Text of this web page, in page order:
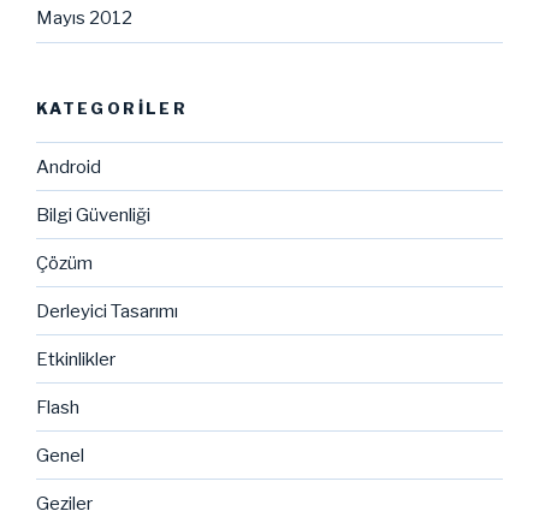
Mayıs 2012
KATEGORILER
Android
Bilgi Güvenliği
Çözüm
Derleyici Tasarımı
Etkinlikler
Flash
Genel
Geziler